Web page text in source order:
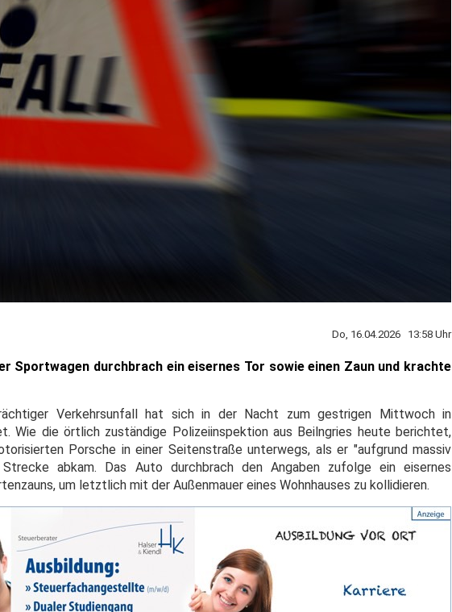
Do, 16.04.2026 13:58 Uhr
Sportwagen durchbrach ein eisernes Tor sowie einen Zaun und krachte
Verkehrsunfall hat sich in der Nacht zum gestrigen Mittwoch in
Wie die örtlich zuständige Polizeiinspektion aus Beilngries heute berichtet,
Porsche in einer Seitenstraße unterwegs, als er "aufgrund massiv
abkam. Das Auto durchbrach den Angaben zufolge ein eisernes
um letztlich mit der Außenmauer eines Wohnhauses zu kollidieren.